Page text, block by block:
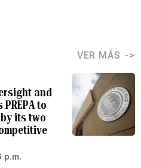
VER MÁS
and
to
its two
p.m.